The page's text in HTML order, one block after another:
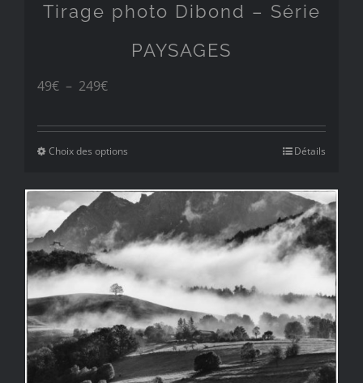
Tirage photo Dibond – Série
PAYSAGES
49€ – 249€Plage
prix :
249€
Choix des options Détails